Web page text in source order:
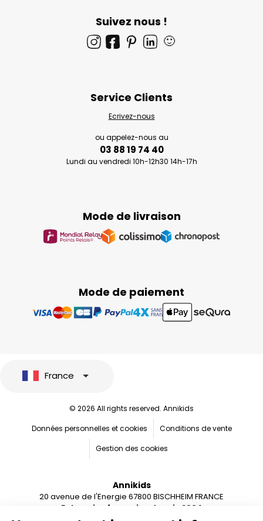
Suivez nous !
🙂
Mode de paiement
Mode de livraison
Service Clients
Ecrivez-nous
ou appelez-nous au
03 88 19 74 40
Lundi au vendredi 10h-12h30 14h-17h
France
© 2026 All rights reserved. Annikids
Données personnelles et cookies
Conditions de vente
Gestion des cookies
Annikids
20 avenue de l'Energie 67800 BISCHHEIM FRANCE
Entreprise française depuis 2004